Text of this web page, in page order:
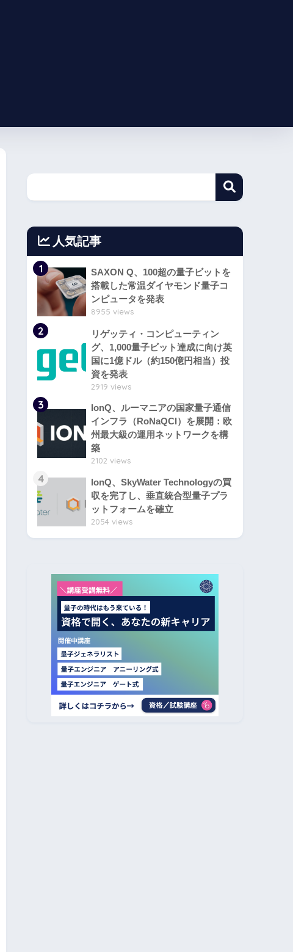
人気記事
1
SAXON Q、100超の量子ビットを
搭載した常温ダイヤモンド量子コ
ンピュータを発表
8955 views
2
リゲッティ・コンピューティン
グ、1,000量子ビット達成に向け英
国に1億ドル（約150億円相当）投
資を発表
2919 views
3
IonQ、ルーマニアの国家量子通信
インフラ（RoNaQCI）を展開：欧
州最大級の運用ネットワークを構
築
2102 views
4
IonQ、SkyWater Technologyの買
収を完了し、垂直統合型量子プラ
ットフォームを確立
2054 views